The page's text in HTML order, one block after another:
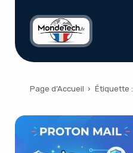
Page d’Accueil › Étiquette :